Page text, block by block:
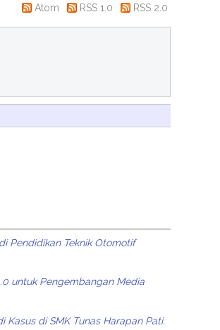
Atom RSS 1.0 RSS 2.0
Pendidikan Teknik Otomotif
untuk Pengembangan Media
Kasus di SMK Tunas Harapan Pati.